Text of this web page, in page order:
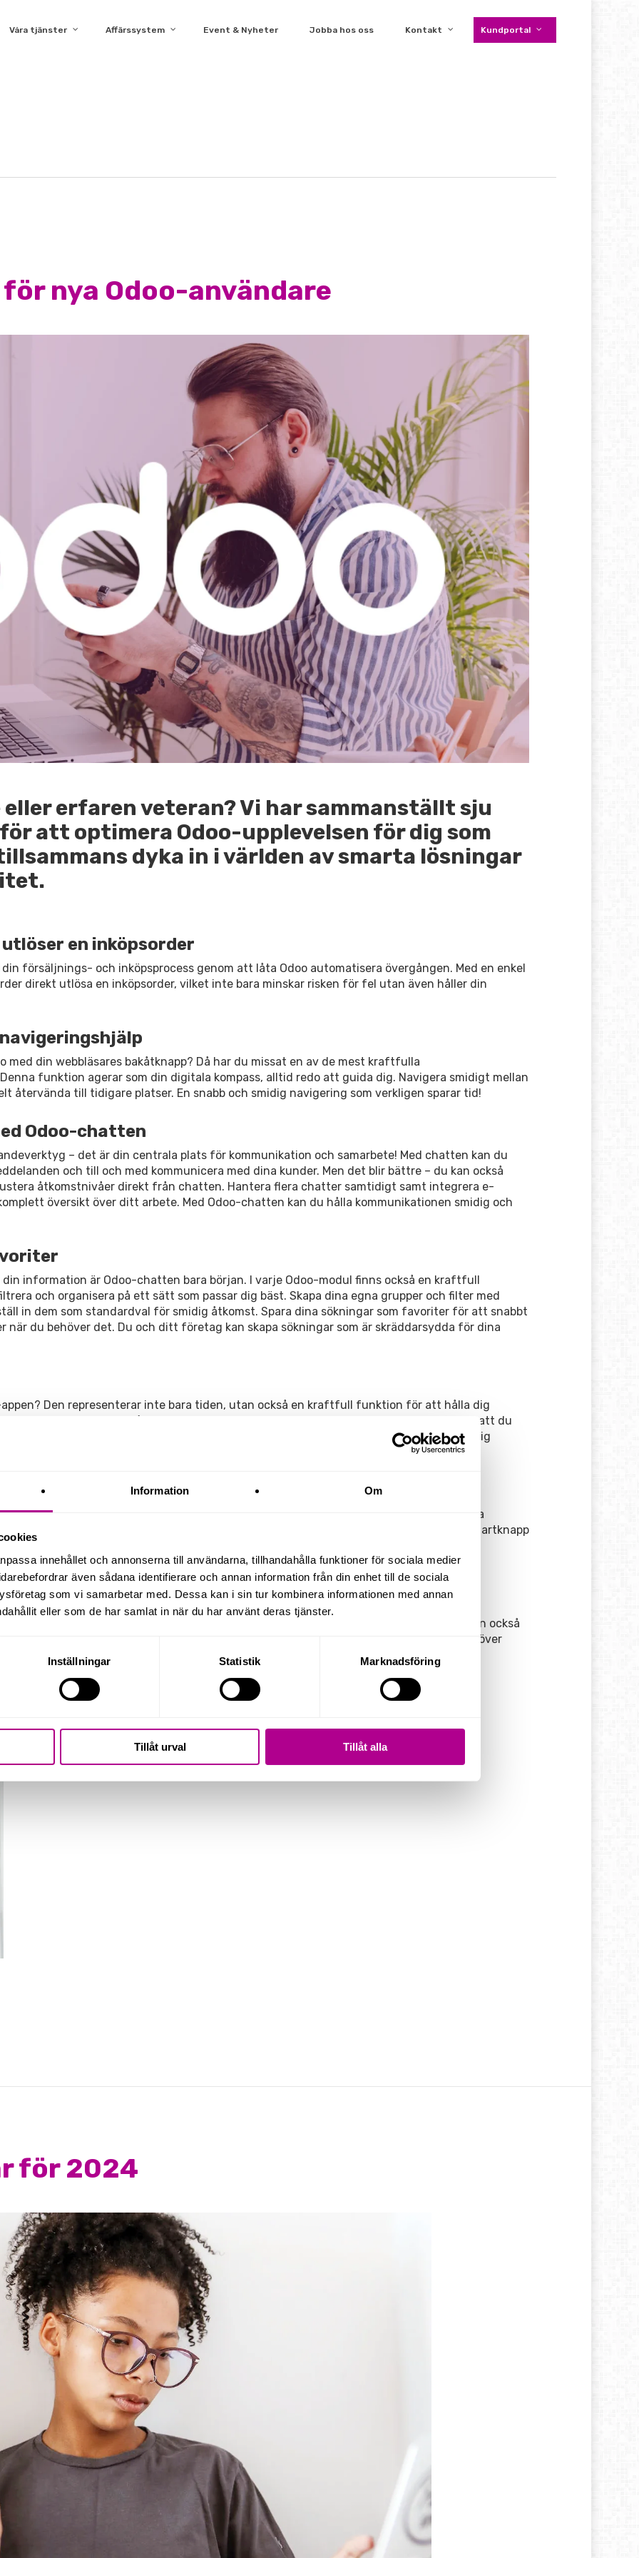
Information Om
innehållet och annonserna till användarna, tillhandahålla funktioner för sociala medier
även sådana identifierare och annan information från din enhet till de sociala
som vi samarbetar med. Dessa kan i sin tur kombinera informationen med annan
eller som de har samlat in när du har använt deras tjänster.
Inställningar Statistik Marknadsföring
Tillåt urval Tillåt alla
Våra tjänster Affärssystem Event & Nyheter Jobba hos oss Kontakt Kundportal
för nya Odoo-användare
eller erfaren veteran? Vi har sammanställt sju
att optimera Odoo-upplevelsen för dig som
dyka in i världen av smarta lösningar
en inköpsorder
försäljnings- och inköpsprocess genom att låta Odoo automatisera övergången. Med en enkel
direkt utlösa en inköpsorder, vilket inte bara minskar risken för fel utan även håller din
med din webbläsares bakåtknapp? Då har du missat en av de mest kraftfulla
funktion agerar som din digitala kompass, alltid redo att guida dig. Navigera smidigt mellan
återvända till tidigare platser. En snabb och smidig navigering som verkligen sparar tid!
Odoo-chatten
– det är din centrala plats för kommunikation och samarbete! Med chatten kan du
och till och med kommunicera med dina kunder. Men det blir bättre – du kan också
åtkomstnivåer direkt från chatten. Hantera flera chatter samtidigt samt integrera e-
översikt över ditt arbete. Med Odoo-chatten kan du hålla kommunikationen smidig och
information är Odoo-chatten bara början. I varje Odoo-modul finns också en kraftfull
och organisera på ett sätt som passar dig bäst. Skapa dina egna grupper och filter med
in dem som standardval för smidig åtkomst. Spara dina sökningar som favoriter för att snabbt
du behöver det. Du och ditt företag kan skapa sökningar som är skräddarsydda för dina
appen? Den representerar inte bara tiden, utan också en kraftfull funktion för att hålla dig
klick kan du sätta upp påminnelser, skapa anteckningar, schemalägga samtal och se till att du
eller kunder. Anpassa och konfigurera aktiviteter efter dina specifika behov för en smidig
snabbt och enkelt navigera mellan olika delar i ditt arbete utan att förlora fokus. Se dina
och sköt försäljning och prenumerationer – allt från ett och samma ställe. Varje smartknapp
dig återvända till platser du besökt tidigare. På så sätt slipper du onödiga klick och
kan börja skriva och att ett sökfält nu dyker upp som din personliga guide? Du kan också
om det är CRM, fakturering eller projektledning. Snabbsökningen låter dig hoppa över
till det du behöver.
vill lära dig mer om Odoos moduler?
för 2024